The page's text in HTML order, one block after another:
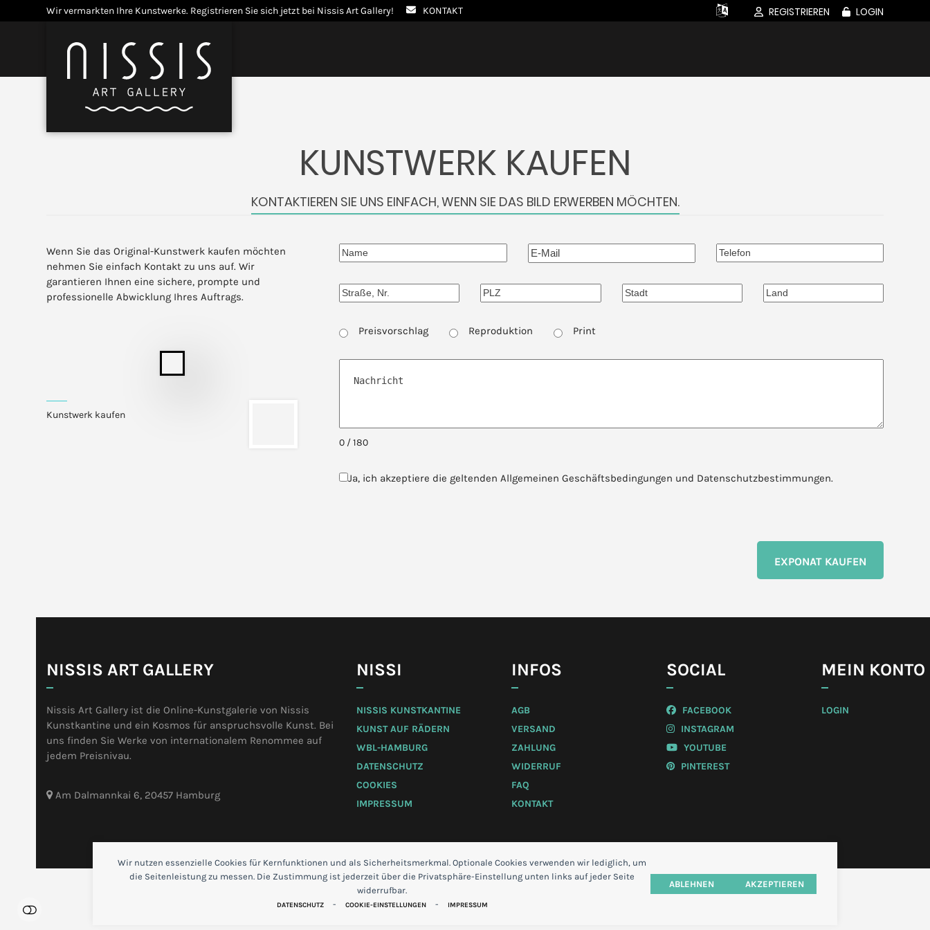
to
Wir nutzen essenzielle Cookies für Kernfunktionen und als Sicherheitsmerkmal. Optionale Cookies verwenden wir lediglich, um
die Seitenleistung zu messen. Die Zustimmung ist jederzeit über die Privatsphäre-Einstellung unten links auf jeder Seite
widerrufbar.
DATENSCHUTZ - COOKIE-EINSTELLUNGEN - IMPRESSUM
AKZEPTIEREN
ABLEHNEN
Wir vermarkten Ihre Kunstwerke. Registrieren Sie sich jetzt bei Nissis Art Gallery! KONTAKT REGISTRIEREN LOGIN
Menü
Open
mobile
menu
Close
mobile
menu
KUNSTWERK KAUFEN
KONTAKTIEREN SIE UNS EINFACH, WENN SIE DAS BILD ERWERBEN MÖCHTEN.
Wenn Sie das Original-Kunstwerk kaufen möchten
nehmen Sie einfach Kontakt zu uns auf. Wir
garantieren Ihnen eine sichere, prompte und
professionelle Abwicklung Ihres Auftrags.
Kunstwerk kaufen
Preisvorschlag Reproduktion Print
0 / 180
Ja, ich akzeptiere die geltenden Allgemeinen Geschäftsbedingungen und Datenschutzbestimmungen.
EXPONAT KAUFEN
NISSIS ART GALLERY
Nissis Art Gallery ist die Online-Kunstgalerie von Nissis
Kunstkantine und ein Kosmos für anspruchsvolle Kunst. Bei
uns finden Sie Werke von internationalem Renommee auf
jedem Preisnivau.
Am Dalmannkai 6, 20457 Hamburg
NISSI
NISSIS KUNSTKANTINE
KUNST AUF RÄDERN
WBL-HAMBURG
DATENSCHUTZ
COOKIES
IMPRESSUM
INFOS
AGB
VERSAND
ZAHLUNG
WIDERRUF
FAQ
KONTAKT
SOCIAL
FACEBOOK
INSTAGRAM
YOUTUBE
PINTEREST
MEIN KONTO
LOGIN